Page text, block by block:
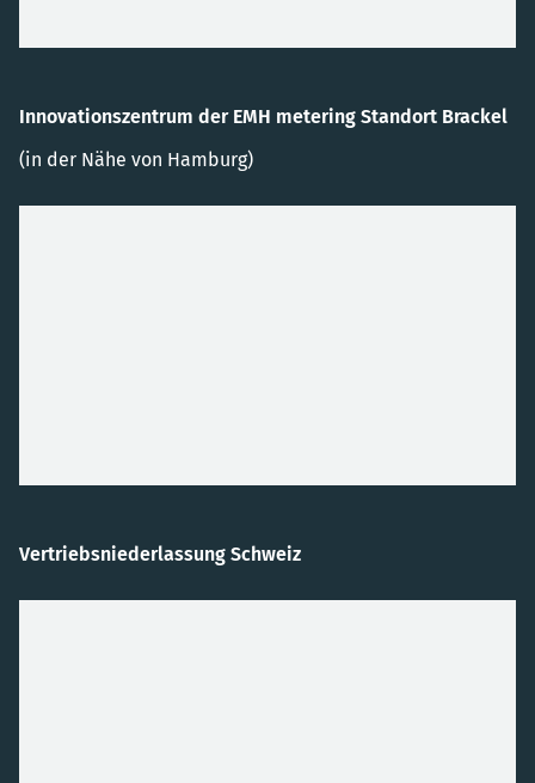
Innovationszentrum der EMH metering Standort Brackel
(in der Nähe von Hamburg)
Vertriebsniederlassung Schweiz